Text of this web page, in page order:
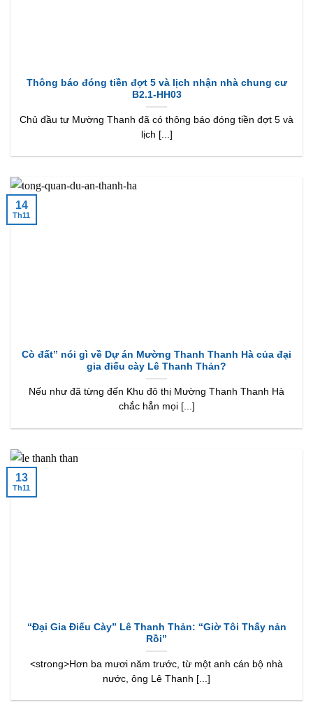
Thông báo đóng tiền đợt 5 và lịch nhận nhà chung cư
B2.1-HH03
Chủ đầu tư Mường Thanh đã có thông báo đóng tiền đợt 5 và
lịch [...]
Cò đất” nói gì về Dự án Mường Thanh Thanh Hà của đại
gia điếu cày Lê Thanh Thản?
Nếu như đã từng đến Khu đô thị Mường Thanh Thanh Hà
chắc hẳn mọi [...]
14
Th11
“Đại Gia Điếu Cày” Lê Thanh Thản: “Giờ Tôi Thấy nản
Rồi”
<strong>Hơn ba mươi năm trước, từ một anh cán bộ nhà
nước, ông Lê Thanh [...]
13
Th11